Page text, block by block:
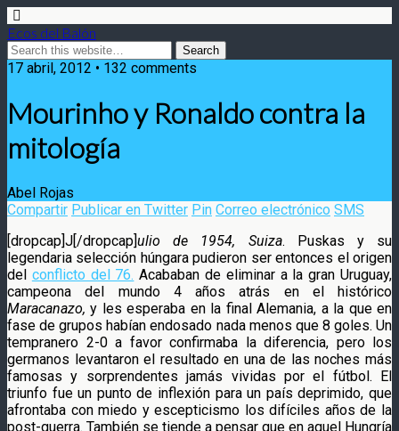
Ecos del Balón
17 abril, 2012 • 132 comments
Mourinho y Ronaldo contra la
mitología
Abel Rojas
Compartir Publicar en Twitter Pin Correo electrónico SMS
[dropcap]J[/dropcap]ulio de 1954, Suiza. Puskas y su
legendaria selección húngara pudieron ser entonces el origen
del conflicto del 76. Acababan de eliminar a la gran Uruguay,
campeona del mundo 4 años atrás en el histórico
Maracanazo, y les esperaba en la final Alemania, a la que en
fase de grupos habían endosado nada menos que 8 goles. Un
tempranero 2-0 a favor confirmaba la diferencia, pero los
germanos levantaron el resultado en una de las noches más
famosas y sorprendentes jamás vividas por el fútbol. El
triunfo fue un punto de inflexión para un país deprimido, que
afrontaba con miedo y escepticismo los difíciles años de la
post-guerra. También se tiende a pensar que en aquel Hungría